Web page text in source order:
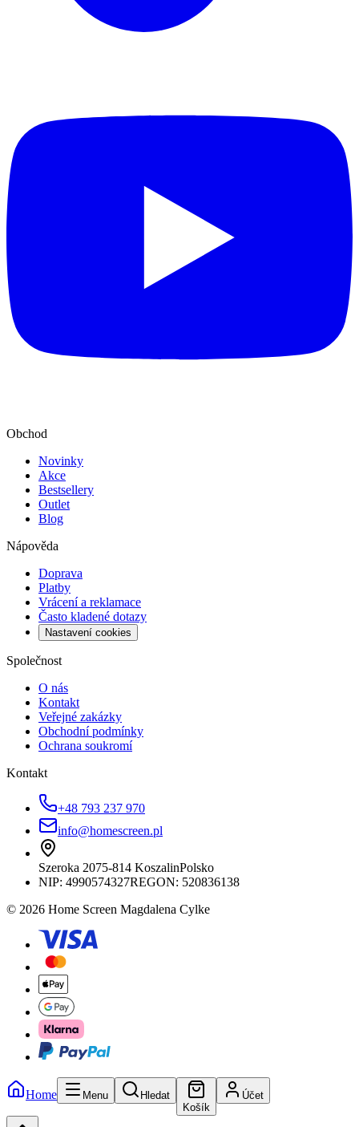
Obchod
Novinky
Akce
Bestsellery
Outlet
Blog
Nápověda
Doprava
Platby
Vrácení a reklamace
Často kladené dotazy
Nastavení cookies
Společnost
O nás
Kontakt
Veřejné zakázky
Obchodní podmínky
Ochrana soukromí
Kontakt
+48 793 237 970
info@homescreen.pl
Szeroka 2075-814 KoszalinPolsko
NIP: 4990574327REGON: 520836138
© 2026 Home Screen Magdalena Cylke
Home Menu
Hledat
Košík
Účet